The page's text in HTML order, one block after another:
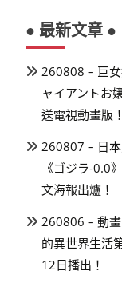
● 最新文章 ●
260808 – 巨
ャイアントお
送電視動畫版！
260807 – 日
《ゴジラ-0.0
文海報出爐！
260806 – 動
的異世界生活
12日播出！